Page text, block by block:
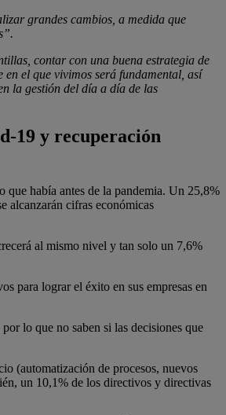
grandes cambios, a medida que
contar con una buena estrategia de
el que vivimos será fundamental, así
la gestión del día a día de las
19 y recuperación
que había antes de la pandemia. Un 25,8%
alcanzarán cifras económicas
al mismo nivel y tan solo un 7,6%
para lograr el éxito en sus empresas en
lo que no saben si las decisiones que
(automatización de procesos, nuevos
un 10,1% de los directivos y directivas